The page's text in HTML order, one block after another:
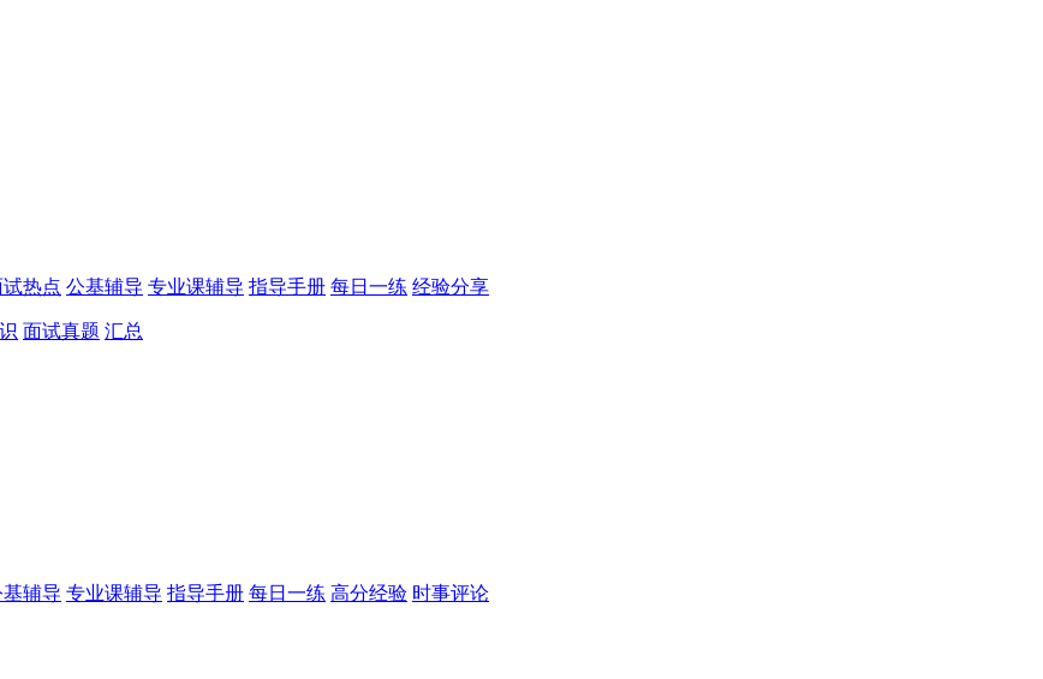
热点 公基辅导 专业课辅导 指导手册 每日一练 经验分享
面试真题 汇总
辅导 专业课辅导 指导手册 每日一练 高分经验 时事评论